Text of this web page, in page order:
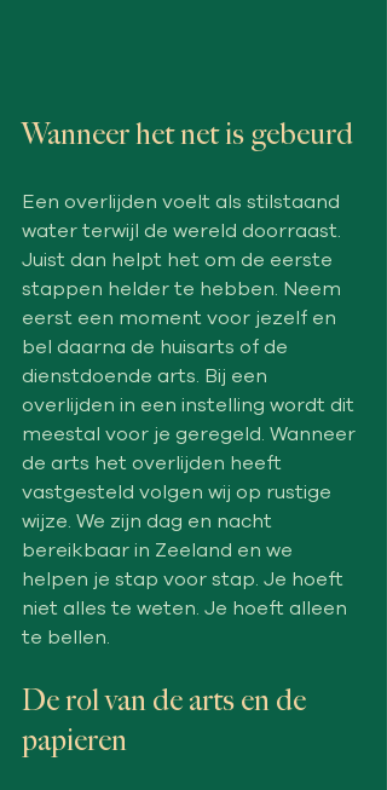
Wanneer het net is gebeurd
Een overlijden voelt als stilstaand
water terwijl de wereld doorraast.
Juist dan helpt het om de eerste
stappen helder te hebben. Neem
eerst een moment voor jezelf en
bel daarna de huisarts of de
dienstdoende arts. Bij een
overlijden in een instelling wordt dit
meestal voor je geregeld. Wanneer
de arts het overlijden heeft
vastgesteld volgen wij op rustige
wijze. We zijn dag en nacht
bereikbaar in Zeeland en we
helpen je stap voor stap. Je hoeft
niet alles te weten. Je hoeft alleen
te bellen.
De rol van de arts en de
papieren